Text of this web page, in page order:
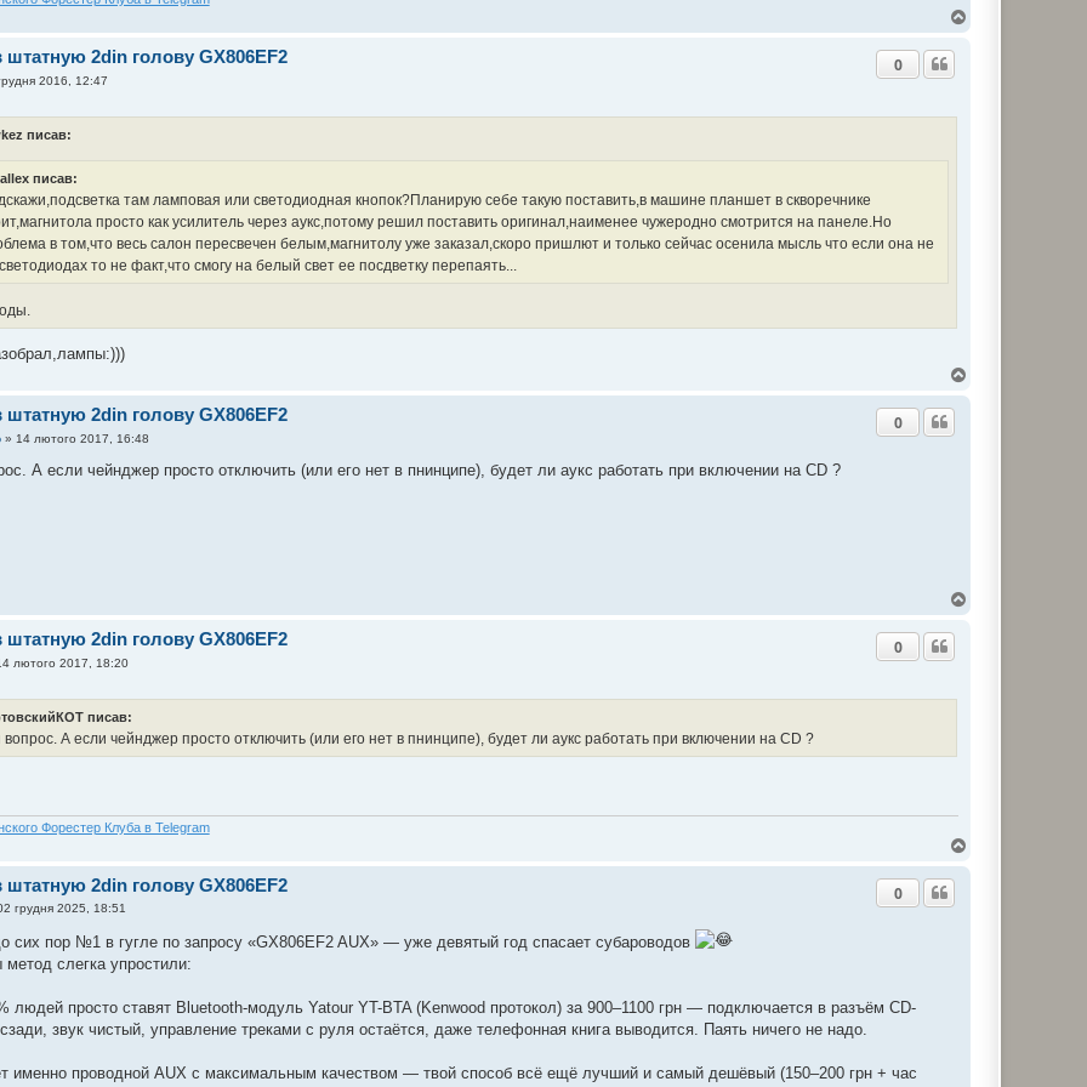
штатную 2din голову GX806EF2 0
2016, 12:47
писав:
allex писав:
там ламповая или светодиодная кнопок?Планирую себе такую поставить,в машине планшет в скворечнике
просто как усилитель через аукс,потому решил поставить оригинал,наименее чужеродно смотрится на панеле.Но
в том,что весь салон пересвечен белым,магнитолу уже заказал,скоро пришлют и только сейчас осенила мысль что если она не
то не факт,что смогу на белый свет ее посдветку перепаять...
штатную 2din голову GX806EF2 0
» 14 лютого 2017, 16:48
А если чейнджер просто отключить (или его нет в пнинципе), будет ли аукс работать при включении на CD ?
штатную 2din голову GX806EF2 0
лютого 2017, 18:20
писав:
А если чейнджер просто отключить (или его нет в пнинципе), будет ли аукс работать при включении на CD ?
Форестер Клуба в Telegram
штатную 2din голову GX806EF2 0
грудня 2025, 18:51
сих пор №1 в гугле по запросу «GX806EF2 AUX» — уже девятый год спасает субароводов
метод слегка упростили:
людей просто ставят Bluetooth-модуль Yatour YT-BTA (Kenwood протокол) за 900–1100 грн — подключается в разъём CD-
звук чистый, управление треками с руля остаётся, даже телефонная книга выводится. Паять ничего не надо.
именно проводной AUX с максимальным качеством — твой способ всё ещё лучший и самый дешёвый (150–200 грн + час